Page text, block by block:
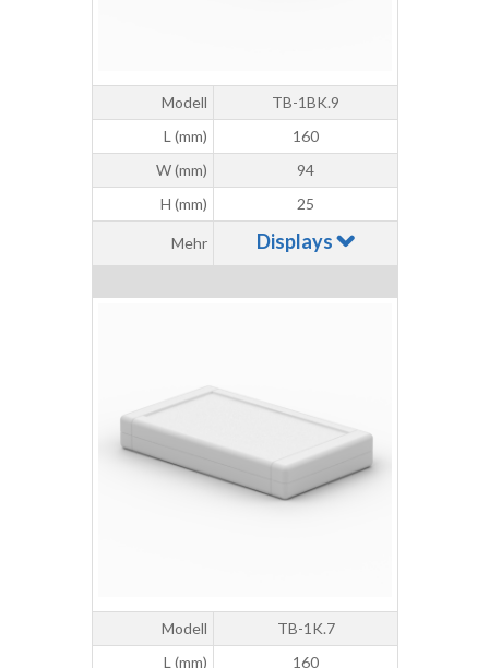
Modell
TB-1BK.9
L (mm)
160
W (mm)
94
H (mm)
25
Mehr Displays
Modell
TB-1K.7
L (mm)
160